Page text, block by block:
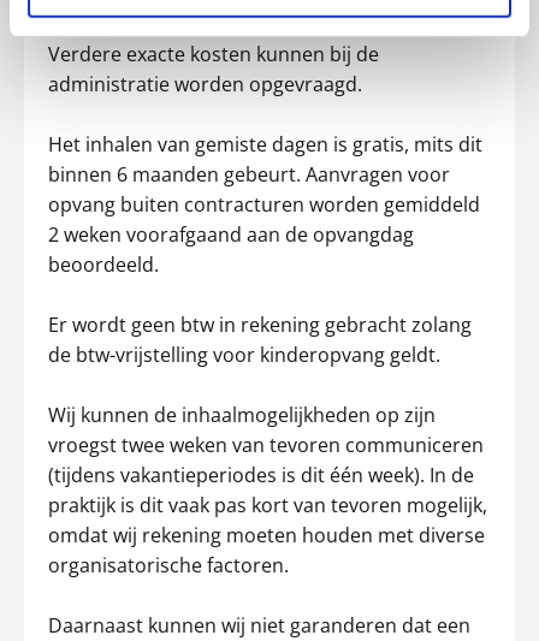
Verdere exacte kosten kunnen bij de
administratie worden opgevraagd.
Het inhalen van gemiste dagen is gratis, mits dit
binnen 6 maanden gebeurt. Aanvragen voor
opvang buiten contracturen worden gemiddeld
2 weken voorafgaand aan de opvangdag
beoordeeld.
Er wordt geen btw in rekening gebracht zolang
de btw-vrijstelling voor kinderopvang geldt.
Wij kunnen de inhaalmogelijkheden op zijn
vroegst twee weken van tevoren communiceren
(tijdens vakantieperiodes is dit één week). In de
praktijk is dit vaak pas kort van tevoren mogelijk,
omdat wij rekening moeten houden met diverse
organisatorische factoren.
Daarnaast kunnen wij niet garanderen dat een